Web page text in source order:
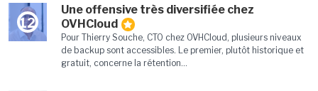
12
Une offensive très diversifiée chez
OVHCloud
Pour Thierry Souche, CTO chez OVHCloud, plusieurs niveaux
de backup sont accessibles. Le premier, plutôt historique et
gratuit, concerne la rétention...